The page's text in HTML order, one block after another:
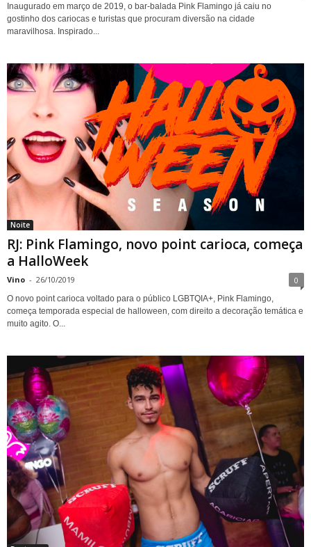
Inaugurado em março de 2019, o bar-balada Pink Flamingo já caiu no
gostinho dos cariocas e turistas que procuram diversão na cidade
maravilhosa. Inspirado...
Noite
RJ: Pink Flamingo, novo point carioca, começa
a HalloWeek
Vino - 26/10/2019 0
O novo point carioca voltado para o público LGBTQIA+, Pink Flamingo,
começa temporada especial de halloween, com direito a decoração temática e
muito agito. O...